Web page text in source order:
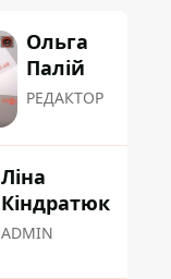
Ольга
Палій
РЕДАКТОР
Ліна
Кіндратюк
ADMIN